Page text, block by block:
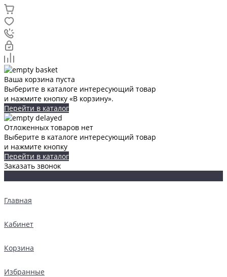
Ваша корзина пуста
Выберите в каталоге интересующий товар
и нажмите кнопку «В корзину».
Перейти в каталог
Отложенных товаров нет
Выберите в каталоге интересующий товар
и нажмите кнопку
Перейти в каталог
Заказать звонок
Главная
Кабинет
Корзина
Избранные